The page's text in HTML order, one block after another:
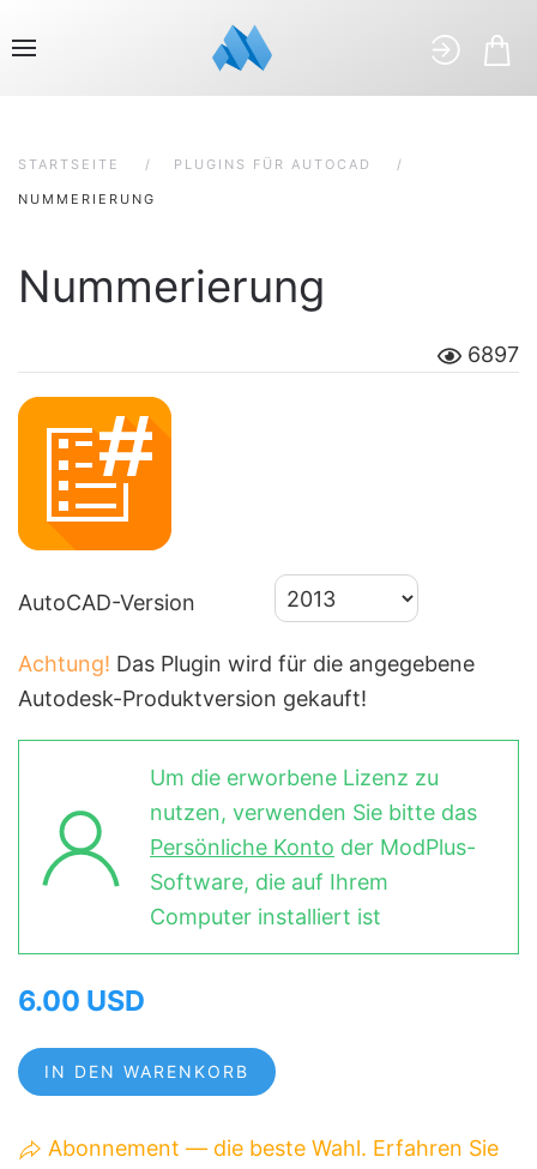
STARTSEITE PLUGINS FÜR AUTOCAD
NUMMERIERUNG
Nummerierung
6897
AutoCAD-Version
Achtung! Das Plugin wird für die angegebene
Autodesk-Produktversion gekauft!
Um die erworbene Lizenz zu
nutzen, verwenden Sie bitte das
Persönliche Konto der ModPlus-
Software, die auf Ihrem
Computer installiert ist
6.00 USD
IN DEN WARENKORB
Abonnement — die beste Wahl. Erfahren Sie